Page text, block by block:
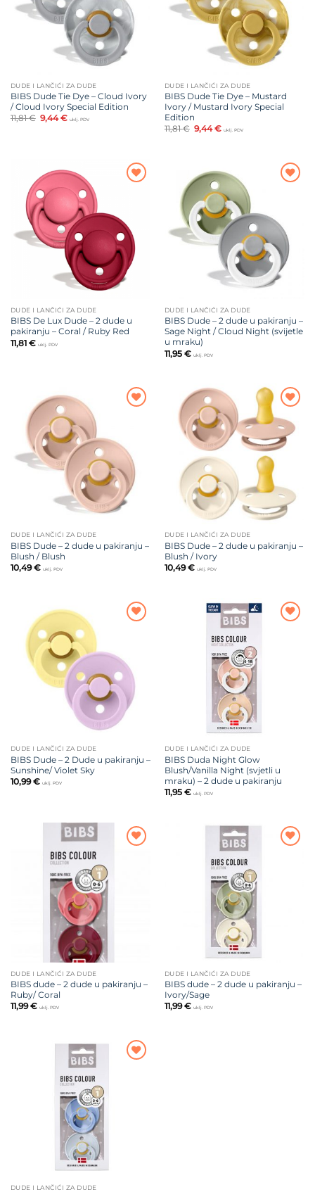
DUDE I LANČIĆI ZA DUDE
BIBS Dude Tie Dye – Cloud Ivory
/ Cloud Ivory Special Edition
11,81€ Izvorna
cijena
9,44€Trenutna
uklj. PDV
DUDE I LANČIĆI ZA DUDE
BIBS Dude Tie Dye – Mustard
Ivory / Mustard Ivory Special
Edition
11,81€ Izvorna
cijena
9,44€Trenutna
uklj. PDV
DUDE I LANČIĆI ZA DUDE
BIBS De Lux Dude – 2 dude u
pakiranju – Coral / Ruby Red
11,81 € uklj. PDV
DUDE I LANČIĆI ZA DUDE
BIBS Dude – 2 dude u pakiranju –
Sage Night / Cloud Night (svijetle
u mraku)
11,95 € uklj. PDV
DUDE I LANČIĆI ZA DUDE
BIBS Dude – 2 dude u pakiranju –
Blush / Blush
10,49€ uklj. PDV
Dodajte
na listu
želja
DUDE I LANČIĆI ZA DUDE
BIBS Dude – 2 dude u pakiranju –
Blush / Ivory
10,49€ uklj. PDV
DUDE I LANČIĆI ZA DUDE
BIBS Dude – 2 Dude u pakiranju –
Sunshine/ Violet Sky
10,99€ uklj. PDV
DUDE I LANČIĆI ZA DUDE
BIBS Duda Night Glow
Blush/Vanilla Night (svjetli u
mraku) – 2 dude u pakiranju
11,95 € uklj. PDV
DUDE I LANČIĆI ZA DUDE
BIBS dude – 2 dude u pakiranju –
Ruby/ Coral
11,99€ uklj. PDV
DUDE I LANČIĆI ZA DUDE
BIBS dude – 2 dude u pakiranju –
Ivory/Sage
11,99€ uklj. PDV
DUDE I LANČIĆI ZA DUDE